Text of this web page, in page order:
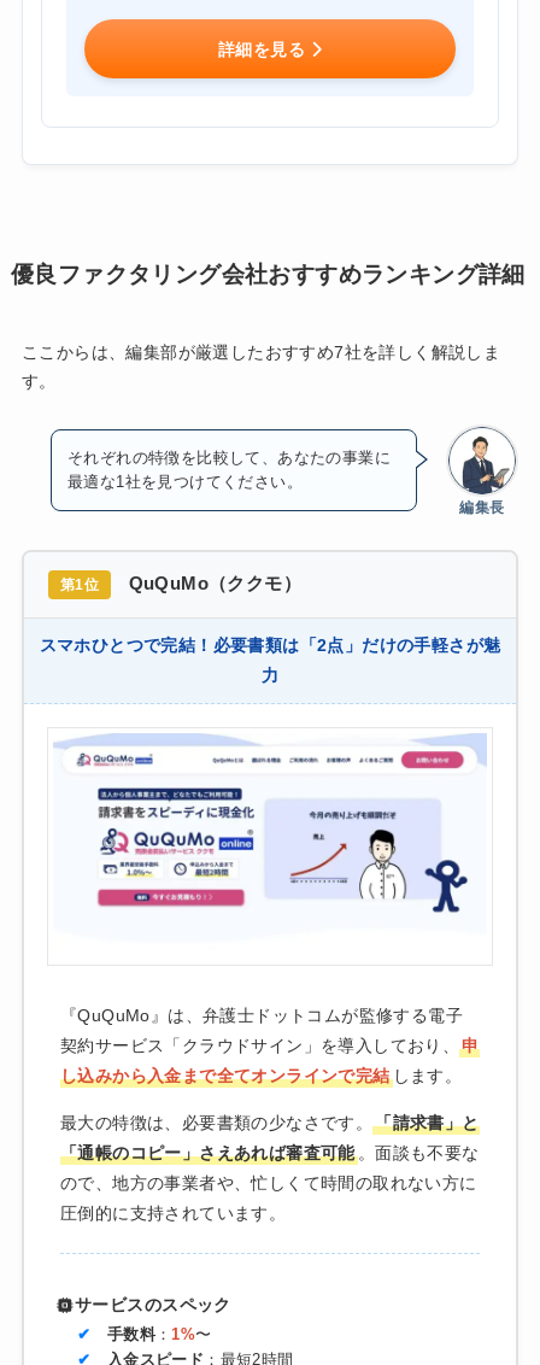
詳細を見る
優良ファクタリング会社おすすめランキング詳細
ここからは、編集部が厳選したおすすめ7社を詳しく解説しま
す。
編集長
それぞれの特徴を比較して、あなたの事業に
最適な1社を見つけてください。
第1位 QuQuMo（ククモ）
スマホひとつで完結！必要書類は「2点」だけの手軽さが魅
力
『QuQuMo』は、弁護士ドットコムが監修する電子
契約サービス「クラウドサイン」を導入しており、申
し込みから入金まで全てオンラインで完結します。
最大の特徴は、必要書類の少なさです。「請求書」と
「通帳のコピー」さえあれば審査可能。面談も不要な
ので、地方の事業者や、忙しくて時間の取れない方に
圧倒的に支持されています。
サービスのスペック
手数料 ：1%〜
入金スピード ：最短2時間